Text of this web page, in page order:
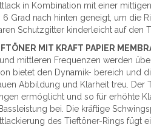
in Kombination mit einer
Grad nach hinten geneigt, um die
Schutzgitter kinderleicht auf den
MIT KRAFT PAPIER
mittleren Frequenzen werden
bietet den Dynamik- bereich und
Abbildung und Klarheit treu. Der
ermöglicht und so für erhöhte
bei. Die kräftige
des Tieftöner-Rings fügt